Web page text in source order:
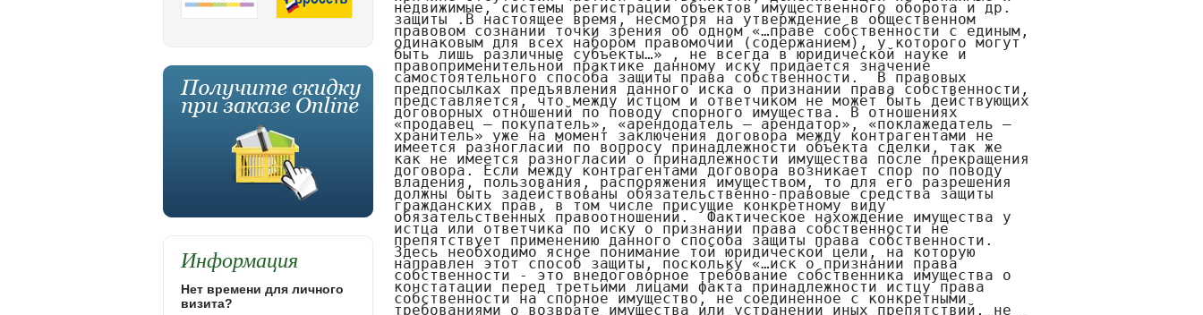
Информация
Нет времени для личного
визита?